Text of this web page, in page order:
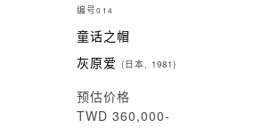
编号014
童话之帽
灰原爱 (日本, 1981)
预估价格
TWD 360,000-